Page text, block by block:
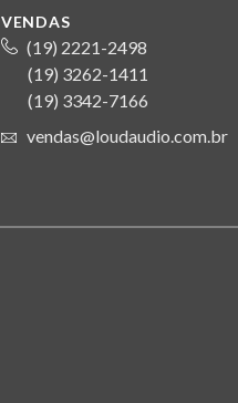
VENDAS
(19) 2221-2498
(19) 3262-1411
(19) 3342-7166
vendas@loudaudio.com.br